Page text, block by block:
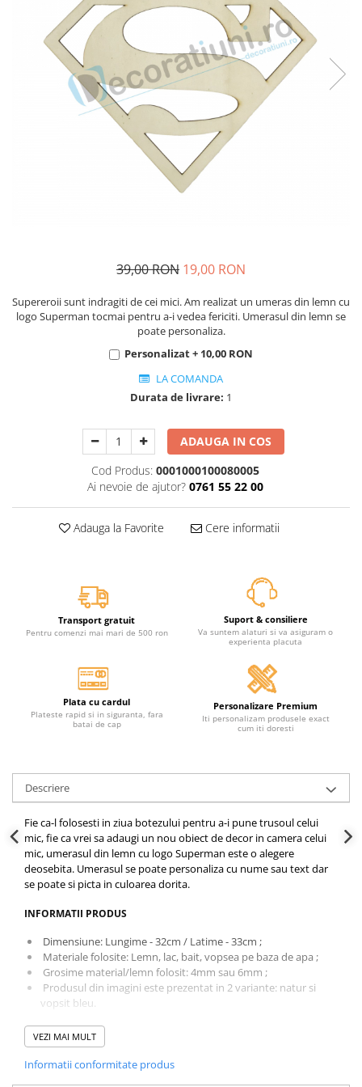
Cutii pentru poze si stick usb botez
Panouri si rame decor botez
Candy bar botez
Decoratiuni botez diverse
39,00 RON 19,00 RON
Supereroii sunt indragiti de cei mici. Am realizat un umeras din lemn cu
logo Superman tocmai pentru a-i vedea fericiti. Umerasul din lemn se
poate personaliza.
Personalizat + 10,00 RON
LA COMANDA
Durata de livrare: 1
ADAUGA IN COS
Cod Produs: 0001000100080005
Ai nevoie de ajutor? 0761 55 22 00
Adauga la Favorite Cere informatii
Transport gratuit
Pentru comenzi mai mari de 500 ron
Suport & consiliere
Va suntem alaturi si va asiguram o
experienta placuta
Plata cu cardul
Plateste rapid si in siguranta, fara
batai de cap
Personalizare Premium
Iti personalizam produsele exact
cum iti doresti
Descriere
Fie ca-l folosesti in ziua botezului pentru a-i pune trusoul celui
mic, fie ca vrei sa adaugi un nou obiect de decor in camera celui
mic, umerasul din lemn cu logo Superman este o alegere
deosebita. Umerasul se poate personaliza cu nume sau text dar
se poate si picta in culoarea dorita.
INFORMATII PRODUS
Dimensiune: Lungime - 32cm / Latime - 33cm ;
Materiale folosite: Lemn, lac, bait, vopsea pe baza de apa ;
Grosime material/lemn folosit: 4mm sau 6mm ;
Produsul din imagini este prezentat in 2 variante: natur si
vopsit bleu.
BINE DE STIUT
Culoare: natur, se poate da cu lac/lac cu sclipici, se poate
baitui in mai multe nuante sau se poate vopsi in culoarea
VEZI MAI MULT
Informatii conformitate produs